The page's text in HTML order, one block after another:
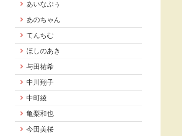
あいなぷぅ
あのちゃん
てんちむ
ほしのあき
与田祐希
中川翔子
中町綾
亀梨和也
今田美桜